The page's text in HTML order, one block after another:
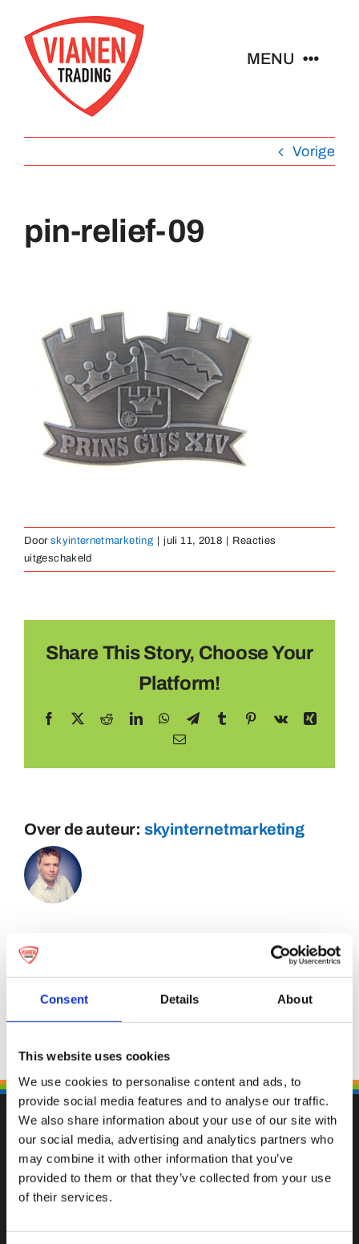
Consent Details About
This website uses cookies
We use cookies to personalise content and ads, to
provide social media features and to analyse our traffic.
We also share information about your use of our site with
our social media, advertising and analytics partners who
may combine it with other information that you’ve
provided to them or that they’ve collected from your use
of their services.
naar
inhoud
MENU
Pins
Schlüsselanhänger
Medaillen
Magnete
Vorige
pin-relief-09
Door skyinternetmarketing | juli 11, 2018 | Reacties
uitgeschakeldvoor
pin-
Share This Story, Choose Your
Platform!
Facebook RedditLinkedInWhatsApp
TelegramTumblr Pinterest
Vk
Xing
E-
Over de auteur: skyinternetmarketing
Fallen Sie mit einzigartigen